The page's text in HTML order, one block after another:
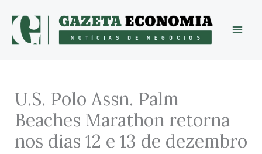
content
U.S. Polo Assn. Palm
Beaches Marathon retorna
nos dias 12 e 13 de dezembro